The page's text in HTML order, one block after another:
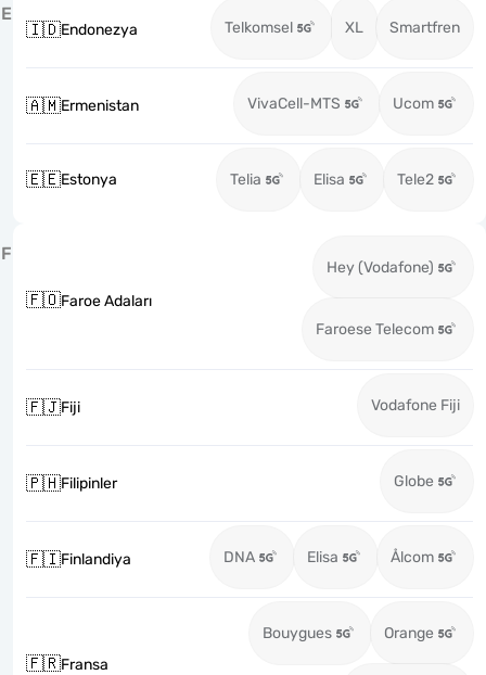
E
🇮🇩Endonezya Telkomsel XL Smartfren
🇦🇲Ermenistan VivaCell-MTS Ucom
🇪🇪Estonya Telia Elisa Tele2
F
🇫🇴Faroe Adaları
Hey (Vodafone)
Faroese Telecom
🇫🇯Fiji Vodafone Fiji
🇵🇭Filipinler Globe
🇫🇮Finlandiya DNA Elisa Ålcom
🇫🇷Fransa
Bouygues Orange